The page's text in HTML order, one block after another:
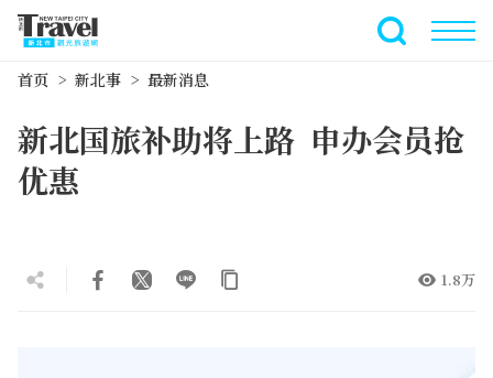
全文搜索
首页 新北事 最新消息
新北国旅补助将上路 申办会员抢
优惠
1.8万